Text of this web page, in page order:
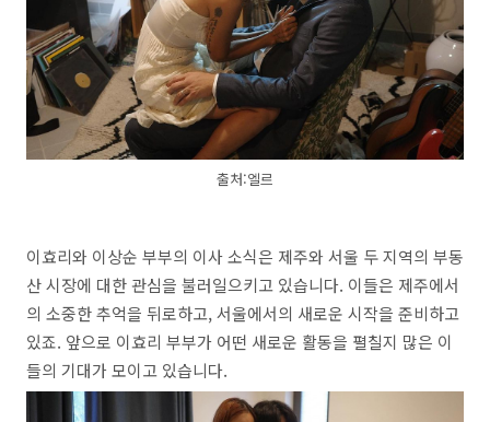
출처:엘르
이효리와 이상순 부부의 이사 소식은 제주와 서울 두 지역의 부동
산 시장에 대한 관심을 불러일으키고 있습니다. 이들은 제주에서
의 소중한 추억을 뒤로하고, 서울에서의 새로운 시작을 준비하고
있죠. 앞으로 이효리 부부가 어떤 새로운 활동을 펼칠지 많은 이
들의 기대가 모이고 있습니다.